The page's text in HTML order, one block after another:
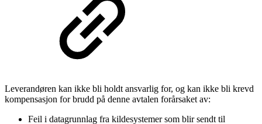
Leverandøren kan ikke bli holdt ansvarlig for, og kan ikke bli krevd
kompensasjon for brudd på denne avtalen forårsaket av:
Feil i datagrunnlag fra kildesystemer som blir sendt til